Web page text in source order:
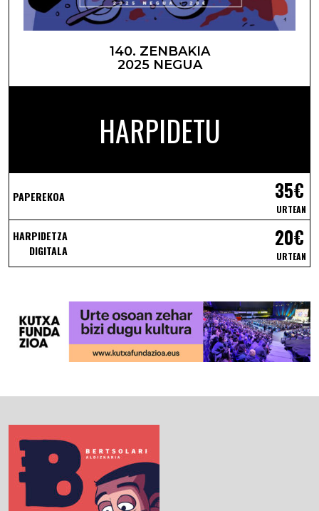
140. ZENBAKIA
2025 NEGUA
HARPIDETU
PAPEREKOA 35€
URTEAN
HARPIDETZA
DIGITALA
20€
URTEAN